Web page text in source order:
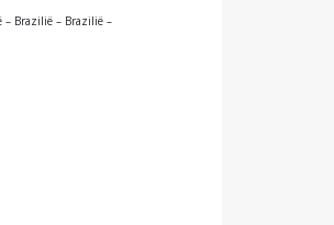
– Brazilië – Brazilië –